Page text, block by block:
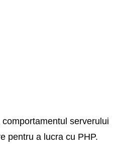
serverului
pentru a lucra cu PHP.